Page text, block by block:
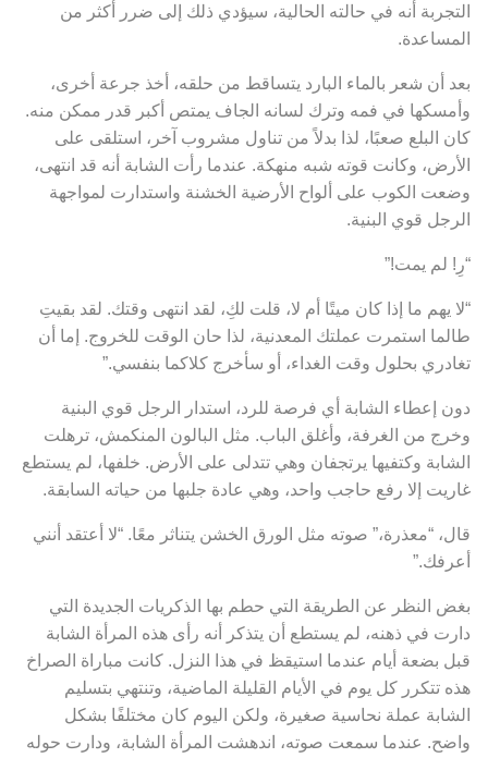
التجربة أنه في حالته الحالية، سيؤدي ذلك إلى ضرر أكثر من
المساعدة.
بعد أن شعر بالماء البارد يتساقط من حلقه، أخذ جرعة أخرى،
وأمسكها في فمه وترك لسانه الجاف يمتص أكبر قدر ممكن منه.
كان البلع صعبًا، لذا بدلاً من تناول مشروب آخر، استلقى على
الأرض، وكانت قوته شبه منهكة. عندما رأت الشابة أنه قد انتهى،
وضعت الكوب على ألواح الأرضية الخشنة واستدارت لمواجهة
الرجل قوي البنية.
“رِ! لم يمت!”
“لا يهم ما إذا كان ميتًا أم لا، قلت لكِ، لقد انتهى وقتك. لقد بقيتِ
طالما استمرت عملتك المعدنية، لذا حان الوقت للخروج. إما أن
تغادري بحلول وقت الغداء، أو سأخرج كلاكما بنفسي.”
دون إعطاء الشابة أي فرصة للرد، استدار الرجل قوي البنية
وخرج من الغرفة، وأغلق الباب. مثل البالون المنكمش، ترهلت
الشابة وكتفيها يرتجفان وهي تتدلى على الأرض. خلفها، لم يستطع
غاريت إلا رفع حاجب واحد، وهي عادة جلبها من حياته السابقة.
قال، “معذرة،” صوته مثل الورق الخشن يتناثر معًا. “لا أعتقد أنني
أعرفك.”
بغض النظر عن الطريقة التي حطم بها الذكريات الجديدة التي
دارت في ذهنه، لم يستطع أن يتذكر أنه رأى هذه المرأة الشابة
قبل بضعة أيام عندما استيقظ في هذا النزل. كانت مباراة الصراخ
هذه تتكرر كل يوم في الأيام القليلة الماضية، وتنتهي بتسليم
الشابة عملة نحاسية صغيرة، ولكن اليوم كان مختلفًا بشكل
واضح. عندما سمعت صوته، اندهشت المرأة الشابة، ودارت حوله